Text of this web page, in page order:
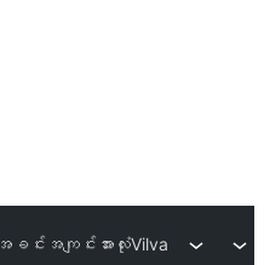
အခင်းအကျင်းအားလုံးVilva